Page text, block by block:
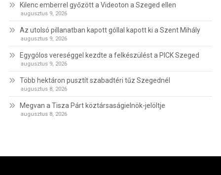
Kilenc emberrel győzött a Videoton a Szeged ellen
augusztus 9, 2026
Az utolsó pillanatban kapott góllal kapott ki a Szent Mihály
augusztus 9, 2026
Egygólos vereséggel kezdte a felkészülést a PICK Szeged
augusztus 9, 2026
Több hektáron pusztít szabadtéri tűz Szegednél
augusztus 8, 2026
Megvan a Tisza Párt köztársaságielnök-jelöltje
augusztus 8, 2026